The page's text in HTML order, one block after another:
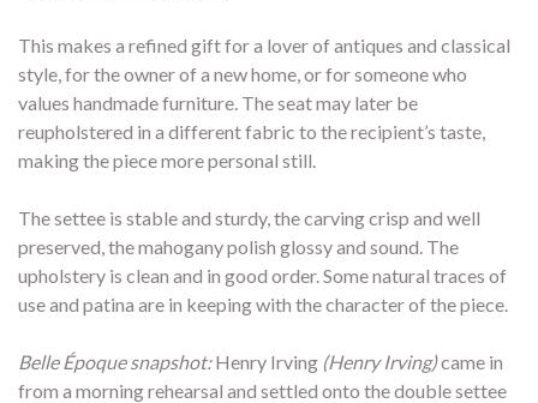
This makes a refined gift for a lover of antiques and classical
style, for the owner of a new home, or for someone who
values handmade furniture. The seat may later be
reupholstered in a different fabric to the recipient’s taste,
making the piece more personal still.
The settee is stable and sturdy, the carving crisp and well
preserved, the mahogany polish glossy and sound. The
upholstery is clean and in good order. Some natural traces of
use and patina are in keeping with the character of the piece.
Belle Époque snapshot:Henry Irving (Henry Irving)came in
from a morning rehearsal and settled onto the double settee